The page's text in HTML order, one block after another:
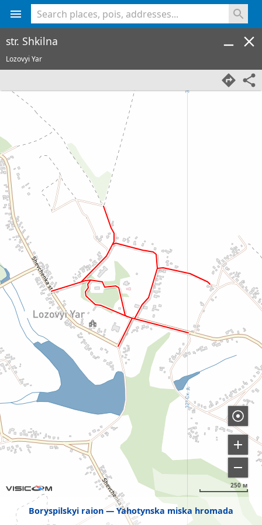
Boryspilskyi raion Yahotynska miska hromada
250 м
str. Shkilna
Lozovyi Yar
<% console.log(hcard) %>